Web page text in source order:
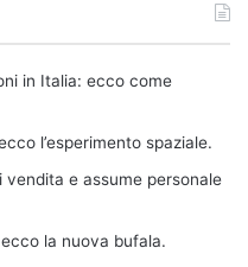
in Italia: ecco come
l’esperimento spaziale.
e assume personale
la nuova bufala.